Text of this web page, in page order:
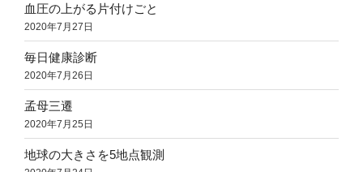
血圧の上がる片付けごと
2020年7月27日
毎日健康診断
2020年7月26日
孟母三遷
2020年7月25日
地球の大きさを5地点観測